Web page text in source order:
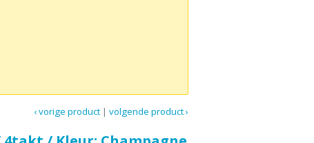
volgende product ›
|
‹ vorige product